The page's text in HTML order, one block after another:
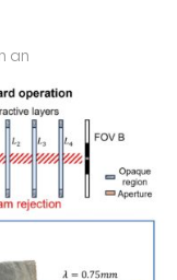
an